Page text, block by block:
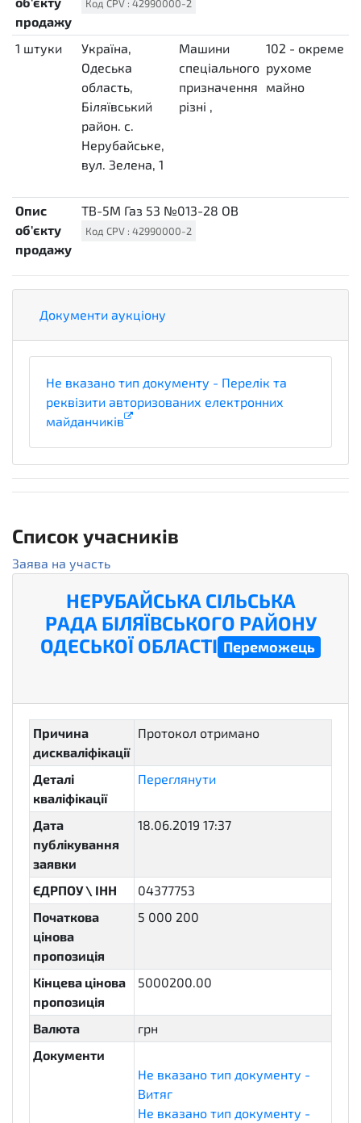
продажу
Код CPV : 42990000-2
1 штуки
Україна,
Одеська
область,
Біляївський
район. с.
Нерубайське,
вул. Зелена, 1
Машини
спеціального
призначення
різні ,
102 - окреме
рухоме
майно
Опис
об'єкту
продажу
ТВ-5М Газ 53 №013-28 ОВ
Код CPV : 42990000-2
Документи аукціону
Не вказано тип документу - Перелік та
реквізити авторизованих електронних
майданчиків
Список учасників
Заява на участь
НЕРУБАЙСЬКА СІЛЬСЬКА
РАДА БІЛЯЇВСЬКОГО РАЙОНУ
ОДЕСЬКОЇ ОБЛАСТІ Переможець
Причина
дискваліфікації
Протокол отримано
Деталі
кваліфікації
Переглянути
Дата
публікування
заявки
18.06.2019 17:37
ЄДРПОУ \ ІНН
04377753
Початкова
цінова
пропозиція
5 000 200
Кінцева цінова
пропозиція
5000200.00
Валюта
грн
Документи
Не вказано тип документу -
Витяг
Не вказано тип документу -